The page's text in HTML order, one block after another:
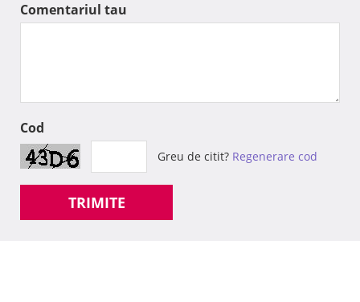
Comentariul tau
Cod
Greu de citit? Regenerare cod
TRIMITE